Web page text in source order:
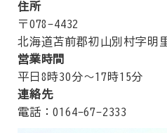
住所
〒078-4432
北海道苫前郡初山別村字明
営業時間
平日8時30分～17時15分
連絡先
電話：0164-67-2333